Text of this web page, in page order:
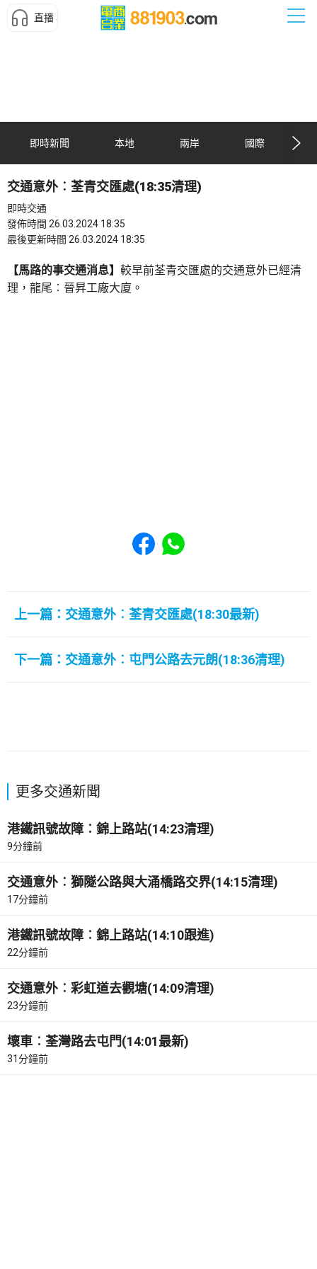
直播
即時新聞 本地 兩岸 國際
交通意外︰荃青交匯處(18:35清理)
即時交通
發佈時間 26.03.2024 18:35
最後更新時間 26.03.2024 18:35
【馬路的事交通消息】 較早前荃青交匯處的交通意外已經清
理，龍尾︰晉昇工廠大廈。
Share to Facebook
Share to WhatsApp
上一篇：交通意外︰荃青交匯處(18:30最新)
下一篇：交通意外︰屯門公路去元朗(18:36清理)
更多交通新聞
港鐵訊號故障︰錦上路站(14:23清理)
9分鐘前
交通意外︰獅隧公路與大涌橋路交界(14:15清理)
17分鐘前
港鐵訊號故障︰錦上路站(14:10跟進)
22分鐘前
交通意外︰彩虹道去觀塘(14:09清理)
23分鐘前
壞車︰荃灣路去屯門(14:01最新)
31分鐘前